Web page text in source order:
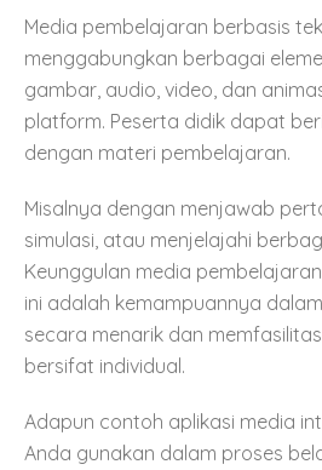
Media pembelajaran berbasis
menggabungkan berbagai
gambar, audio, video, dan
platform. Peserta didik dapat
dengan materi pembelajaran.
Misalnya dengan menjawab
simulasi, atau menjelajahi
Keunggulan media
ini adalah kemampuannya
secara menarik dan
bersifat individual.
Adapun contoh aplikasi media
Anda gunakan dalam proses